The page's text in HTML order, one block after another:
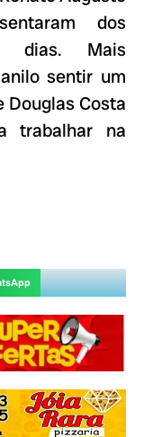
dos
dias. Mais
sentir um
Douglas Costa
trabalhar na